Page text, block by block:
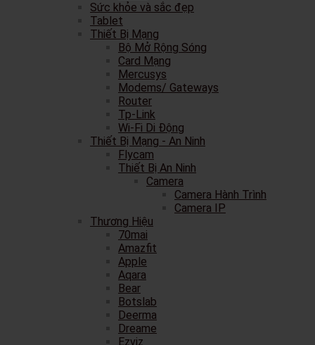
Sức khỏe và sắc đẹp
Tablet
Thiết Bị Mạng
Bộ Mở Rộng Sóng
Card Mạng
Mercusys
Modems/ Gateways
Router
Tp-Link
Wi-Fi Di Động
Thiết Bị Mạng - An Ninh
Flycam
Thiết Bị An Ninh
Camera
Camera Hành Trình
Camera IP
Thương Hiệu
70mai
Amazfit
Apple
Aqara
Bear
Botslab
Deerma
Dreame
Ezviz